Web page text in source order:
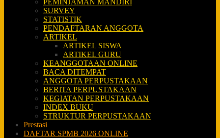
PEMINJAMAN MANDIRI
SURVEY
STATISTIK
PENDAFTARAN ANGGOTA
ARTIKEL
ARTIKEL SISWA
ARTIKEL GURU
KEANGGOTAAN ONLINE
BACA DITEMPAT
ANGGOTA PERPUSTAKAAN
BERITA PERPUSTAKAAN
KEGIATAN PERPUSTAKAAN
INDEX BUKU
STRUKTUR PERPUSTAKAAN
Prestasi
DAFTAR SPMB 2026 ONLINE